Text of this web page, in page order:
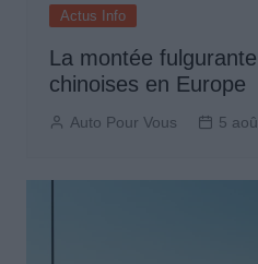
Actus Info
La montée
chinoises en Europe
Auto Pour Vous 5